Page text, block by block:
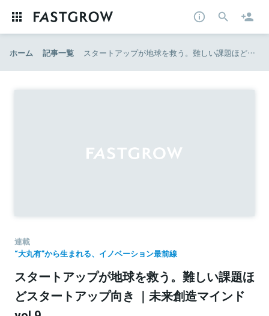
ホーム 記事一覧 スタートアップが地球を救う。難しい課題ほどスタートアップ向き ｜未来創造マインド vol.9
連載
“大丸有”から生まれる、イノベーション最前線
スタートアップが地球を救う。難しい課題ほ
どスタートアップ向き ｜未来創造マインド